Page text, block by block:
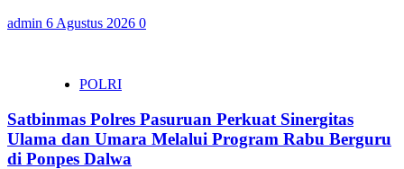
admin 6 Agustus 2026 0
POLRI
Satbinmas Polres Pasuruan Perkuat Sinergitas
Ulama dan Umara Melalui Program Rabu Berguru
di Ponpes Dalwa